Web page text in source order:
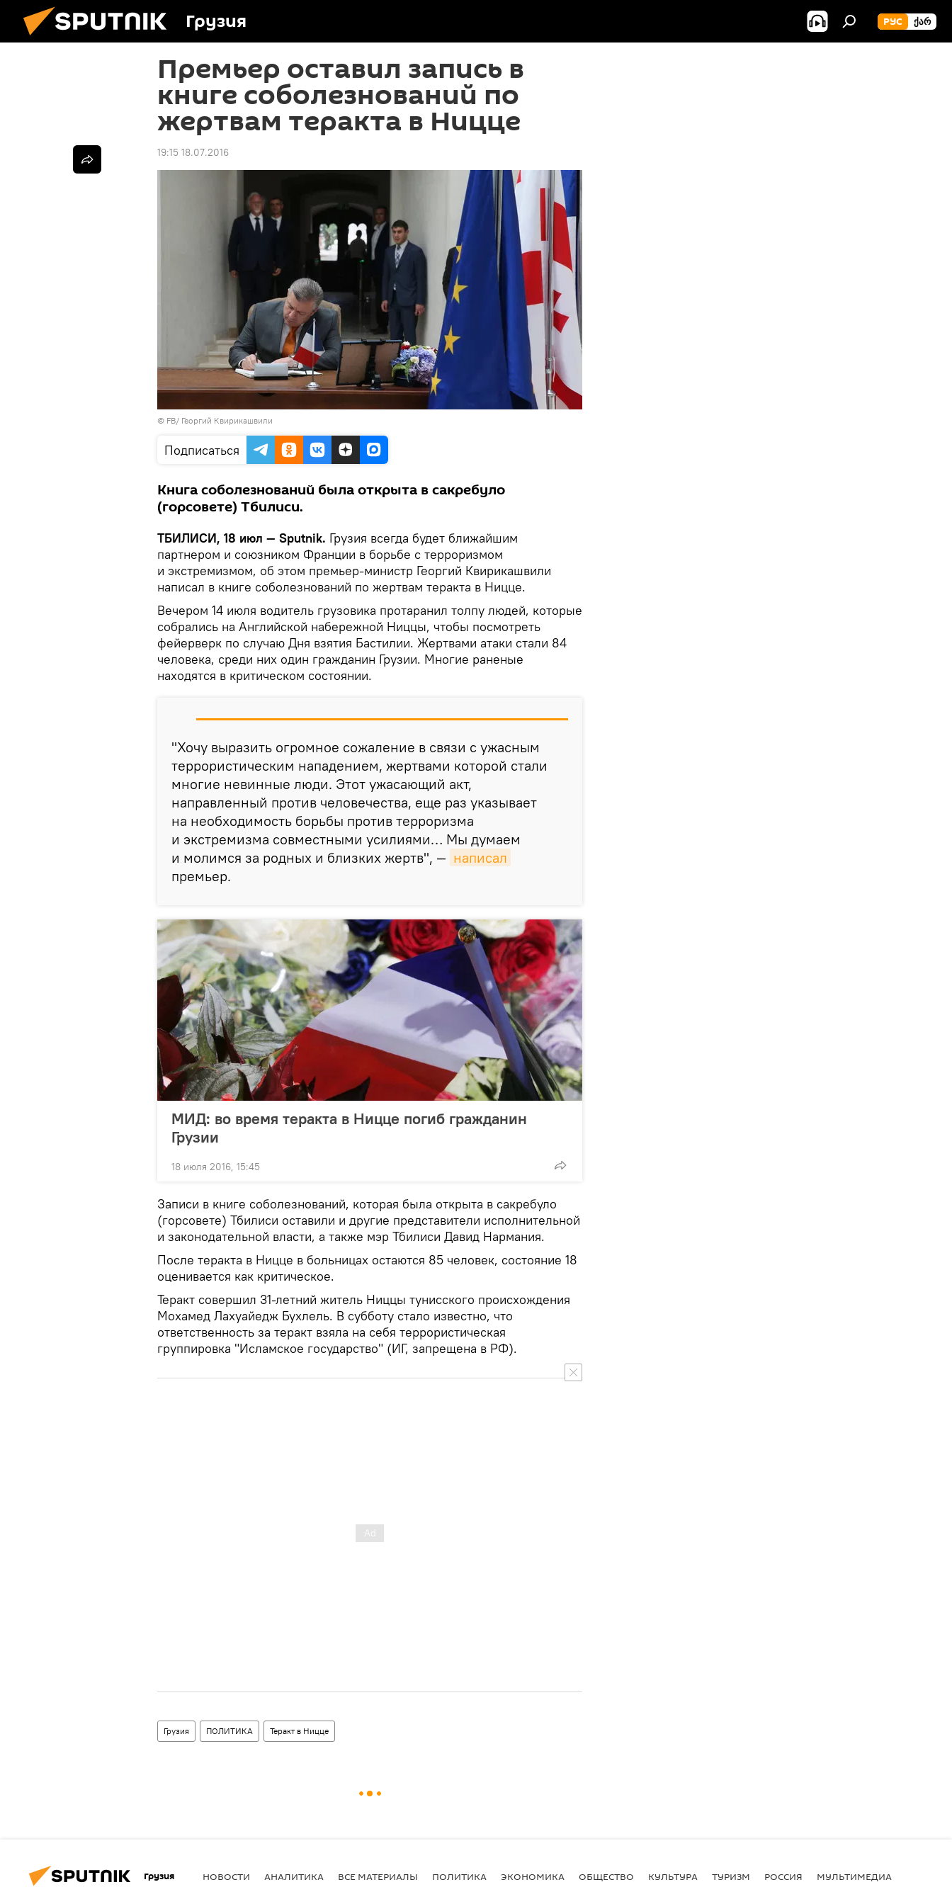
Грузия РУС ᲥᲐᲠ
Премьер оставил запись в
книге соболезнований по
жертвам теракта в Ницце
19:15 18.07.2016
© FB/ Георгий Квирикашвили
Подписаться
Книга соболезнований была открыта в сакребуло
(горсовете) Тбилиси.
ТБИЛИСИ, 18 июл — Sputnik. Грузия всегда будет ближайшим
партнером и союзником Франции в борьбе с терроризмом
и экстремизмом, об этом премьер-министр Георгий Квирикашвили
написал в книге соболезнований по жертвам теракта в Ницце.
Вечером 14 июля водитель грузовика протаранил толпу людей, которые
собрались на Английской набережной Ниццы, чтобы посмотреть
фейерверк по случаю Дня взятия Бастилии. Жертвами атаки стали 84
человека, среди них один гражданин Грузии. Многие раненые
находятся в критическом состоянии.
"Хочу выразить огромное сожаление в связи с ужасным
террористическим нападением, жертвами которой стали
многие невинные люди. Этот ужасающий акт,
направленный против человечества, еще раз указывает
на необходимость борьбы против терроризма
и экстремизма совместными усилиями… Мы думаем
и молимся за родных и близких жертв", — написал
премьер.
МИД: во время теракта в Ницце погиб гражданин
Грузии
18 июля 2016, 15:45
Записи в книге соболезнований, которая была открыта в сакребуло
(горсовете) Тбилиси оставили и другие представители исполнительной
и законодательной власти, а также мэр Тбилиси Давид Нармания.
После теракта в Ницце в больницах остаются 85 человек, состояние 18
оценивается как критическое.
Теракт совершил 31-летний житель Ниццы тунисского происхождения
Мохамед Лахуайедж Бухлель. В субботу стало известно, что
ответственность за теракт взяла на себя террористическая
группировка "Исламское государство" (ИГ, запрещена в РФ).
Грузия ПОЛИТИКА Теракт в Ницце
Грузия НОВОСТИ АНАЛИТИКА ВСЕ МАТЕРИАЛЫ ПОЛИТИКА ЭКОНОМИКА ОБЩЕСТВО КУЛЬТУРА ТУРИЗМ РОССИЯ МУЛЬТИМЕДИА